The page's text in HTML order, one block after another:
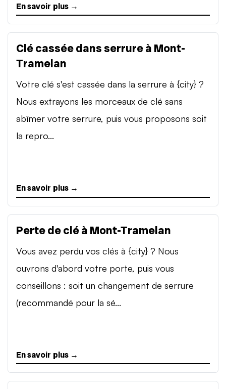
En savoir plus →
Clé cassée dans serrure à Mont-
Tramelan
Votre clé s'est cassée dans la serrure à {city} ?
Nous extrayons les morceaux de clé sans
abîmer votre serrure, puis vous proposons soit
la repro...
En savoir plus →
Perte de clé à Mont-Tramelan
Vous avez perdu vos clés à {city} ? Nous
ouvrons d'abord votre porte, puis vous
conseillons : soit un changement de serrure
(recommandé pour la sé...
En savoir plus →